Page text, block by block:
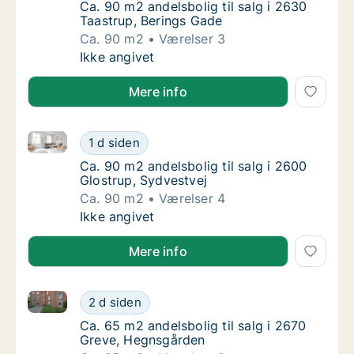
Ca. 90 m2 andelsbolig til salg i 2630
Ca. 90 m2 andelsbolig til salg i 2630
Taastrup, Berings Gade
Ca. 90 m2
Værelser 3
Ca. 90 m2 andelsbolig til salg i 2630
Ikke angivet
Mere info
Ca. 90 m2 andelsbolig til salg i 2600
1 d siden
Ca. 90 m2 andelsbolig til salg i 2600 Glostrup,
Ca. 90 m2 andelsbolig til salg i 2600
Ca. 90 m2 andelsbolig til salg i 2600
Glostrup, Sydvestvej
Ca. 90 m2
Værelser 4
Ca. 90 m2 andelsbolig til salg i 2600
Ikke angivet
Mere info
Ca. 65 m2 andelsbolig til salg i 2670 Greve,
2 d siden
Ca. 65 m2 andelsbolig til salg i 2670 Greve,
Ca. 65 m2 andelsbolig til salg i 2670 Greve,
Ca. 65 m2 andelsbolig til salg i 2670
Greve, Hegnsgården